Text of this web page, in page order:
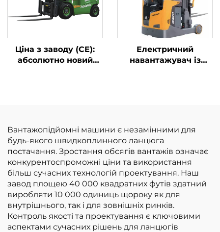
Ціна з заводу (CE):
абсолютно новий
будь-якому ґрунті
Електричний
навантажувач із
Вантажопідйомні машини є незамінними для
будь-якого швидкоплинного ланцюга
постачання. Зростання обсягів вантажів означає
конкурентоспроможні ціни та використання
більш сучасних технологій проектування. Наш
завод площею 40 000 квадратних футів здатний
виробляти 10 000 одиниць щороку як для
внутрішнього, так і для зовнішніх ринків.
Контроль якості та проектування є ключовими
аспектами сучасних рішень для ланцюгів